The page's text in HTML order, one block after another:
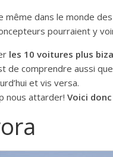
même dans le monde
pourraient y
les 10 voitures plus
de comprendre aussi
et vis versa.
nous attarder! Voici